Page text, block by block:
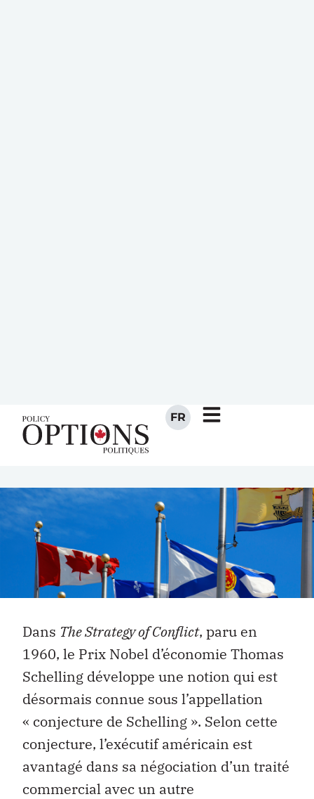
BY STÉPHANE PAQUIN
Dans The Strategy of Conflict, paru en
1960, le Prix Nobel d’économie Thomas
Schelling développe une notion qui est
désormais connue sous l’appellation
« conjecture de Schelling ». Selon cette
conjecture, l’exécutif américain est
avantagé dans sa négociation d’un traité
commercial avec un autre